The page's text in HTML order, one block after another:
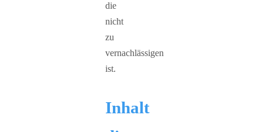
die
nicht
zu
vernachlässigen
ist.
Inhalt